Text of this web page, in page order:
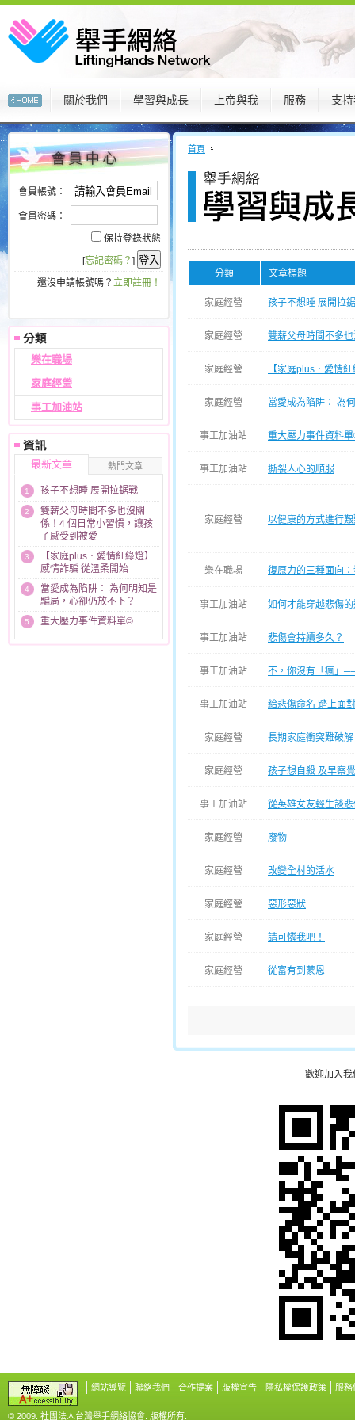
關於我們 學習與成長 上帝與我 服務 支
:::
會員帳號：
會員密碼：
保持登錄狀態
[忘記密碼？ ]
還沒申請帳號嗎？ 立即註冊！
樂在職場
家庭經營
事工加油站
最新文章 熱門文章
1 孩子不想睡 展開拉鋸戰
2
雙薪父母時間不多也沒關
係！4 個日常小習慣，讓孩
子感受到被愛
3
【家庭plus．愛情紅綠燈】
感情詐騙 從溫柔開始
4
當愛成為陷阱： 為何明知是
騙局，心卻仍放不下？
5 重大壓力事件資料單©
:::
首頁
分類 文章標題
家庭經營 孩子不想睡 展開拉
家庭經營 雙薪父母時間不多
家庭經營 【家庭plus．愛情
家庭經營 當愛成為陷阱： 為
事工加油站 重大壓力事件資料
事工加油站 撕裂人心的順服
家庭經營 以健康的方式進行
樂在職場 復原力的三種面向
事工加油站 如何才能穿越悲傷
事工加油站 悲傷會持續多久？
事工加油站 不，你沒有「瘋」
事工加油站 給悲傷命名 踏上面
家庭經營 長期家庭衝突難破
家庭經營 孩子想自殺 及早察覺
事工加油站 從英雄女友輕生談
家庭經營 廢物
家庭經營 改變全村的活水
家庭經營 惡形惡狀
家庭經營 請可憐我吧！
家庭經營 從富有到蒙恩
歡迎加入
網站導覽 聯絡我們 合作提案 版權宣告 隱私權保護政策 服務
© 2009. 社團法人台灣舉手網絡協會. 版權所有.